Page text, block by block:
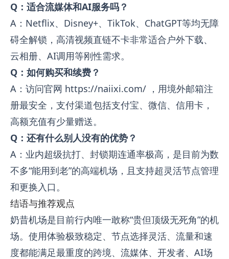
Q：适合流媒体和AI服务吗？
A：Netflix、Disney+、TikTok、ChatGPT等均无障
碍全解锁，高清视频直链不卡非常适合户外下载、
云相册、AI调用等刚性需求。
Q：如何购买和续费？
A：访问官网 https://naiixi.com/ ，用境外邮箱注
册最安全，支付渠道包括支付宝、微信、信用卡，
高额充值有少量赠送。
Q：还有什么别人没有的优势？
A：业内超级抗打、封锁期连通率极高，是目前为数
不多“能用到老”的高端机场，且支持超灵活节点管理
和更换入口。
结语与推荐观点
奶昔机场是目前行内唯一敢称“贵但顶级无死角”的机
场。使用体验极致稳定、节点选择灵活、流量和速
度都能满足最重度的跨境、流媒体、开发者、AI场